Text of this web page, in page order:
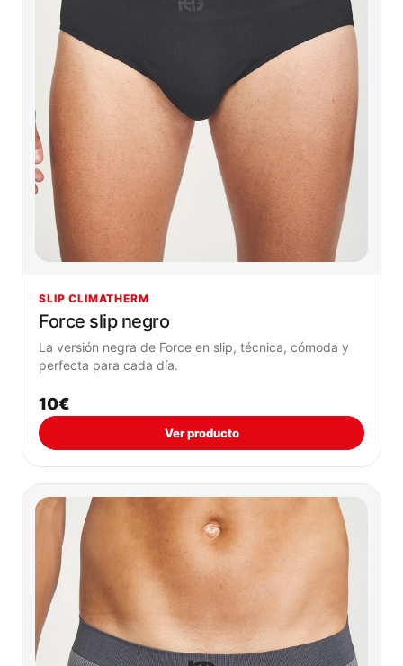
SLIP CLIMATHERM
Force slip negro
La versión negra de Force en slip, técnica, cómoda y
perfecta para cada día.
10€
Ver producto